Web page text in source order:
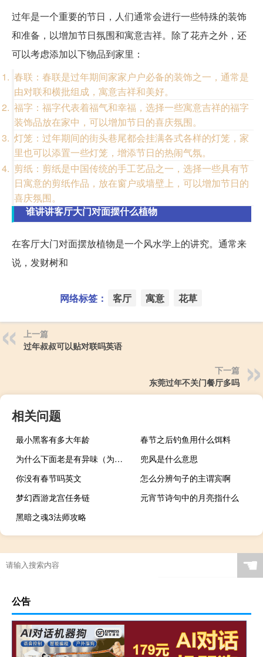
过年是一个重要的节日，人们通常会进行一些特殊的装饰
和准备，以增加节日氛围和寓意吉祥。除了花卉之外，还
可以考虑添加以下物品到家里：
春联：春联是过年期间家家户户必备的装饰之一，通常是
由对联和横批组成，寓意吉祥和美好。
福字：福字代表着福气和幸福，选择一些寓意吉祥的福字
装饰品放在家中，可以增加节日的喜庆氛围。
灯笼：过年期间的街头巷尾都会挂满各式各样的灯笼，家
里也可以添置一些灯笼，增添节日的热闹气氛。
剪纸：剪纸是中国传统的手工艺品之一，选择一些具有节
日寓意的剪纸作品，放在窗户或墙壁上，可以增加节日的
喜庆氛围。
谁讲讲客厅大门对面摆什么植物
在客厅大门对面摆放植物是一个风水学上的讲究。通常来
说，发财树和
网络标签： 客厅 寓意 花草
上一篇
过年叔叔可以贴对联吗英语
下一篇
东莞过年不关门餐厅多吗
相关问题
最小黑客有多大年龄
春节之后钓鱼用什么饵料
为什么下面老是有异味（为什么下面会有异味）
兜风是什么意思
你没有春节吗英文
怎么分辨句子的主谓宾啊
梦幻西游龙宫任务链
元宵节诗句中的月亮指什么
黑暗之魂3法师攻略
☚
公告